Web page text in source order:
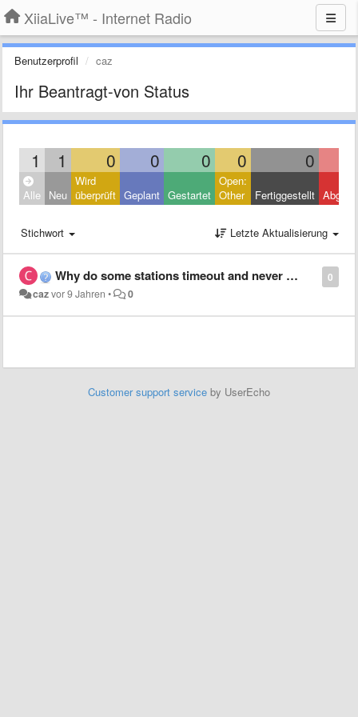
XiiaLive™ - Internet Radio
Benutzerprofil caz
Ihr Beantragt-von Status
1 1 0 0 0 0 0
Alle Neu
Wird
überprüft Geplant Gestartet
Open:
Other
Fertiggestellt
Stichwort Letzte Aktualisierung
0
Why do some stations timeout and never connect?
cazvor 9 Jahren • 0
Customer support service by UserEcho